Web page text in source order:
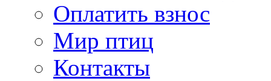
Оплатить взнос
Мир птиц
Контакты